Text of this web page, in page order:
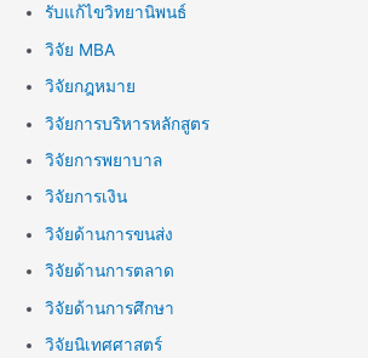
รับแก้ไขวิทยานิพนธ์
วิจัย MBA
วิจัยกฎหมาย
วิจัยการบริหารหลักสูตร
วิจัยการพยาบาล
วิจัยการเงิน
วิจัยด้านการขนส่ง
วิจัยด้านการตลาด
วิจัยด้านการศึกษา
วิจัยนิเทศศาสตร์